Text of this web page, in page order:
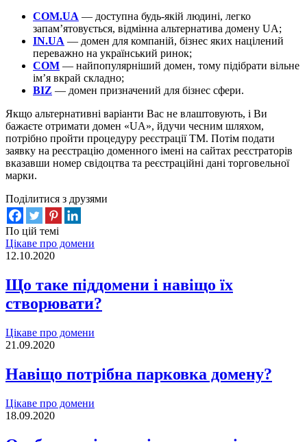
COM.UA — доступна будь-якій людині, легко
запам’ятовується, відмінна альтернатива домену UA;
IN.UA — домен для компаній, бізнес яких націлений
переважно на український ринок;
COM — найпопулярніший домен, тому підібрати вільне
ім’я вкрай складно;
BIZ — домен призначений для бізнес сфери.
Якщо альтернативні варіанти Вас не влаштовують, і Ви
бажаєте отримати домен «UA», йдучи чесним шляхом,
потрібно пройти процедуру реєстрації ТМ. Потім подати
заявку на реєстрацію доменного імені на сайтах реєстраторів
вказавши номер свідоцтва та реєстраційні дані торговельної
марки.
Поділитися з друзями
По цій темі
Цікаве про домени
12.10.2020
Що таке піддомени і навіщо їх
створювати?
Цікаве про домени
21.09.2020
Навіщо потрібна парковка домену?
Цікаве про домени
18.09.2020